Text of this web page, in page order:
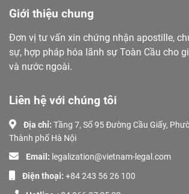
Giới thiệu chung
Đơn vị tư vấn xin chứng nhận apostille,
sự, hợp pháp hóa lãnh sự Toàn Cầu cho
và nước ngoài.
Liên hệ với chúng tôi
Địa chỉ: Tầng 7, Số 95 Đường Cầu Giấy,
Thành phố Hà Nội
Email: legalization@vietnam-legal.com
Điện thoại: +84 243 56 26 100